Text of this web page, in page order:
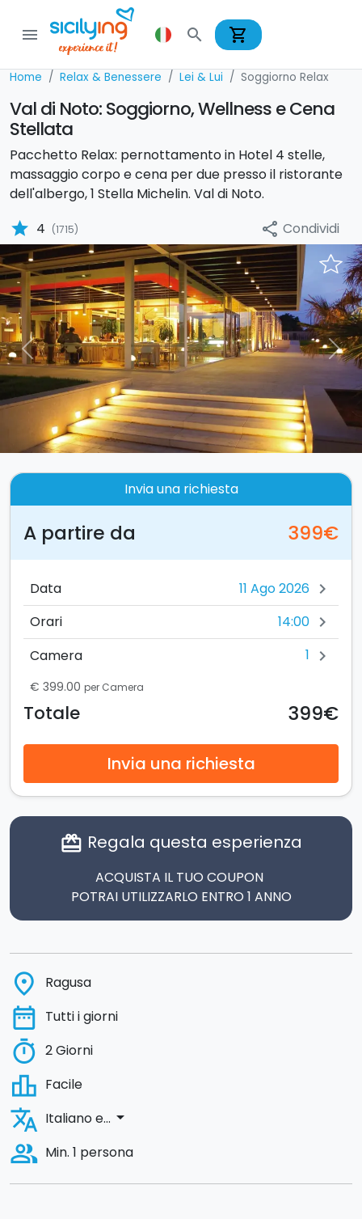
menu search shopping_cart
Home Relax & Benessere Lei & Lui Soggiorno Relax
Val di Noto: Soggiorno, Wellness e Cena
Stellata
Pacchetto Relax: pernottamento in Hotel 4 stelle,
massaggio corpo e cena per due presso il ristorante
dell'albergo, 1 Stella Michelin. Val di Noto.
star 4 (1715) share Condividi
Previous Next
Invia una richiesta
A partire da 399€
Data chevron_right
Orari 14:00 chevron_right
Camera 1 chevron_right
€ 399.00 per Camera
Totale 399€
Invia una richiesta
card_giftcard Regala questa esperienza
ACQUISTA IL TUO COUPON
POTRAI UTILIZZARLO ENTRO 1 ANNO
place Ragusa
date_range Tutti i giorni
timer 2 Giorni
leaderboard Facile
translate Italiano e... arrow_drop_down
people_alt Min. 1 persona